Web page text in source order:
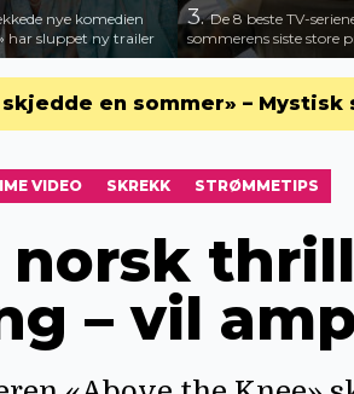
nye komedien
har sluppet ny trailer
3.De 8 beste TV-
sommerens siste store
en sommer» –
VIDEO SKREKK STRØMMETIPS
norsk
– vil